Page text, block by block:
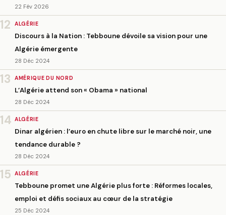
22 Fév 2026
12 ALGÉRIE
Discours à la Nation : Tebboune dévoile sa vision pour une
Algérie émergente
28 Déc 2024
13 AMÉRIQUE DU NORD
L’Algérie attend son « Obama » national
28 Déc 2024
14 ALGÉRIE
Dinar algérien : l’euro en chute libre sur le marché noir, une
tendance durable ?
28 Déc 2024
15 ALGÉRIE
Tebboune promet une Algérie plus forte : Réformes locales,
emploi et défis sociaux au cœur de la stratégie
25 Déc 2024